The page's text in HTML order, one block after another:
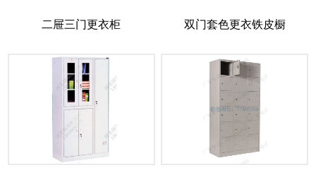
二屉三门更衣柜 双门套色更衣铁皮橱